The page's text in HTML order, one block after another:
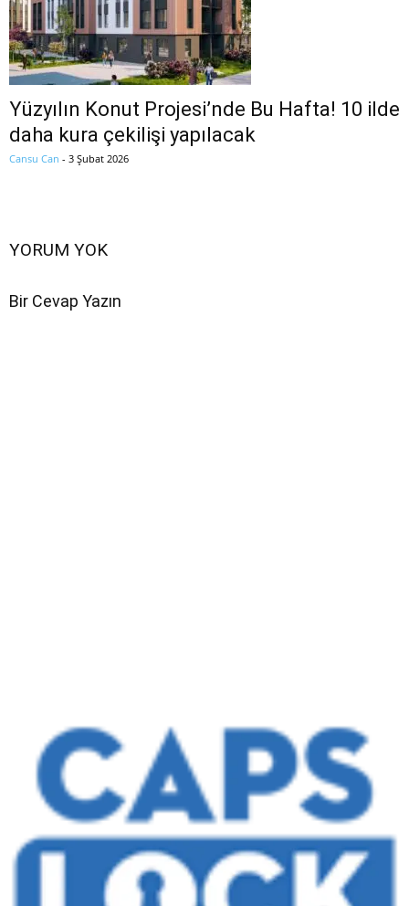
Yüzyılın Konut Projesi’nde Bu Hafta! 10 ilde
daha kura çekilişi yapılacak
Cansu Can - 3 Şubat 2026
YORUM YOK
Bir Cevap Yazın